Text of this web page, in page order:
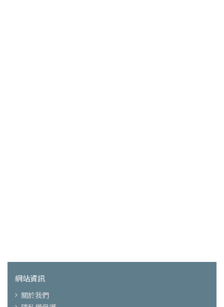
網站資訊
關於我們